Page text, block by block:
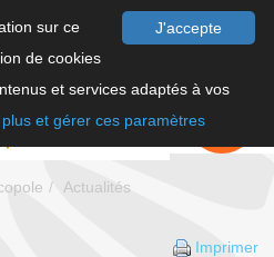
J'accepte
sur ce
de cookies
et services adaptés à vos
et gérer ces paramètres
FAIRE UN
DON
Actualités
Imprimer